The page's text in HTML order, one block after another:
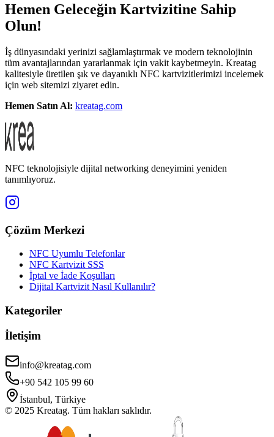
Hemen Geleceğin Kartvizitine Sahip
Olun!
İş dünyasındaki yerinizi sağlamlaştırmak ve modern teknolojinin
tüm avantajlarından yararlanmak için vakit kaybetmeyin. Kreatag
kalitesiyle üretilen şık ve dayanıklı NFC kartvizitlerimizi incelemek
için web sitemizi ziyaret edin.
Hemen Satın Al: kreatag.com
NFC teknolojisiyle dijital networking deneyimini yeniden
tanımlıyoruz.
Çözüm Merkezi
NFC Uyumlu Telefonlar
NFC Kartvizit SSS
İptal ve İade Koşulları
Dijital Kartvizit Nasıl Kullanılır?
Kategoriler
İletişim
info@kreatag.com
+90 542 105 99 60
İstanbul, Türkiye
© 2025 Kreatag. Tüm hakları saklıdır.